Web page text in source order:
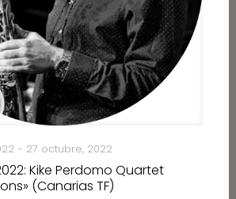
- 27 octubre, 2022
Kike Perdomo Quartet
(Canarias TF)